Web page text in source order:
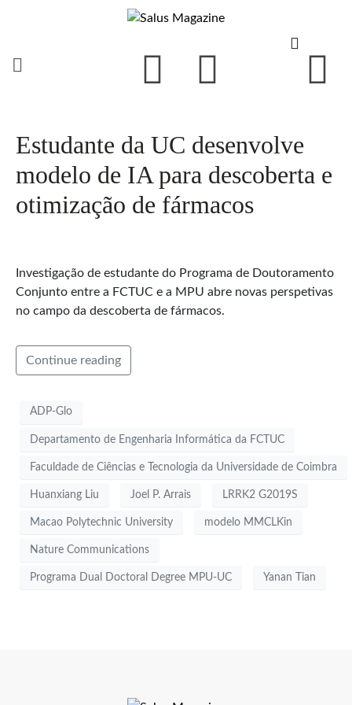
Estudante da UC desenvolve
modelo de IA para descoberta e
otimização de fármacos
Investigação de estudante do Programa de Doutoramento
Conjunto entre a FCTUC e a MPU abre novas perspetivas
no campo da descoberta de fármacos.
Continue reading
ADP-Glo
Departamento de Engenharia Informática da FCTUC
Faculdade de Ciências e Tecnologia da Universidade de Coimbra
Huanxiang Liu Joel P. Arrais LRRK2 G2019S
Macao Polytechnic University modelo MMCLKin
Nature Communications
Programa Dual Doctoral Degree MPU-UC Yanan Tian